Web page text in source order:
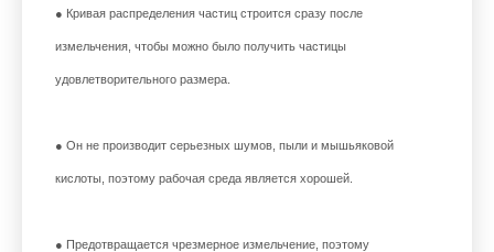
● Кривая распределения частиц строится сразу после
измельчения, чтобы можно было получить частицы
удовлетворительного размера.
● Он не производит серьезных шумов, пыли и мышьяковой
кислоты, поэтому рабочая среда является хорошей.
● Предотвращается чрезмерное измельчение, поэтому